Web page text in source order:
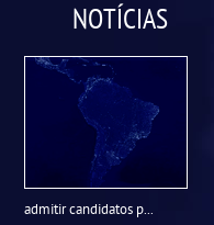
NOTÍCIAS
admitir candidatos p...